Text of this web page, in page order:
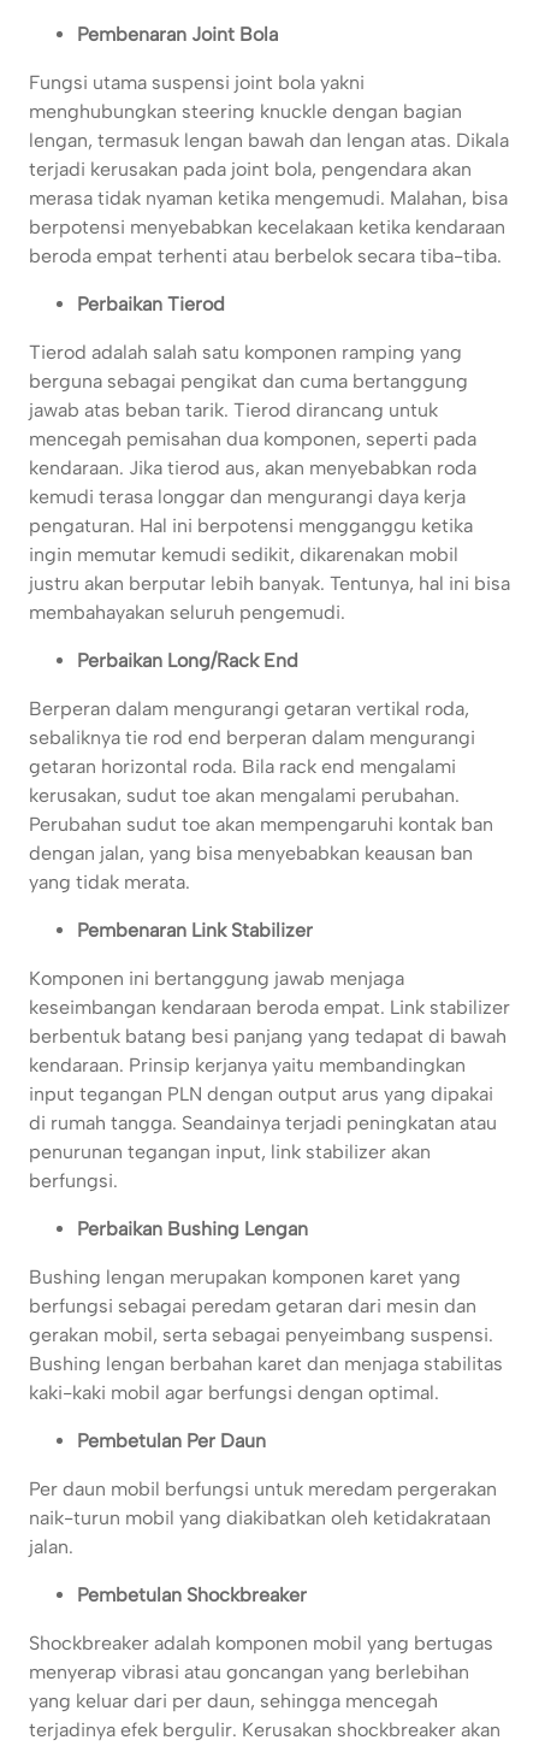
Pembenaran Joint Bola
Fungsi utama suspensi joint bola yakni
menghubungkan steering knuckle dengan bagian
lengan, termasuk lengan bawah dan lengan atas. Dikala
terjadi kerusakan pada joint bola, pengendara akan
merasa tidak nyaman ketika mengemudi. Malahan, bisa
berpotensi menyebabkan kecelakaan ketika kendaraan
beroda empat terhenti atau berbelok secara tiba-tiba.
Perbaikan Tierod
Tierod adalah salah satu komponen ramping yang
berguna sebagai pengikat dan cuma bertanggung
jawab atas beban tarik. Tierod dirancang untuk
mencegah pemisahan dua komponen, seperti pada
kendaraan. Jika tierod aus, akan menyebabkan roda
kemudi terasa longgar dan mengurangi daya kerja
pengaturan. Hal ini berpotensi mengganggu ketika
ingin memutar kemudi sedikit, dikarenakan mobil
justru akan berputar lebih banyak. Tentunya, hal ini bisa
membahayakan seluruh pengemudi.
Perbaikan Long/Rack End
Berperan dalam mengurangi getaran vertikal roda,
sebaliknya tie rod end berperan dalam mengurangi
getaran horizontal roda. Bila rack end mengalami
kerusakan, sudut toe akan mengalami perubahan.
Perubahan sudut toe akan mempengaruhi kontak ban
dengan jalan, yang bisa menyebabkan keausan ban
yang tidak merata.
Pembenaran Link Stabilizer
Komponen ini bertanggung jawab menjaga
keseimbangan kendaraan beroda empat. Link stabilizer
berbentuk batang besi panjang yang tedapat di bawah
kendaraan. Prinsip kerjanya yaitu membandingkan
input tegangan PLN dengan output arus yang dipakai
di rumah tangga. Seandainya terjadi peningkatan atau
penurunan tegangan input, link stabilizer akan
berfungsi.
Perbaikan Bushing Lengan
Bushing lengan merupakan komponen karet yang
berfungsi sebagai peredam getaran dari mesin dan
gerakan mobil, serta sebagai penyeimbang suspensi.
Bushing lengan berbahan karet dan menjaga stabilitas
kaki-kaki mobil agar berfungsi dengan optimal.
Pembetulan Per Daun
Per daun mobil berfungsi untuk meredam pergerakan
naik-turun mobil yang diakibatkan oleh ketidakrataan
jalan.
Pembetulan Shockbreaker
Shockbreaker adalah komponen mobil yang bertugas
menyerap vibrasi atau goncangan yang berlebihan
yang keluar dari per daun, sehingga mencegah
terjadinya efek bergulir. Kerusakan shockbreaker akan